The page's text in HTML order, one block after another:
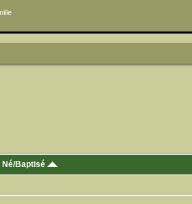
Né/Baptisé